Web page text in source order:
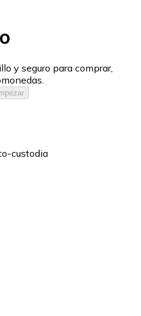
y seguro para comprar,
custodia